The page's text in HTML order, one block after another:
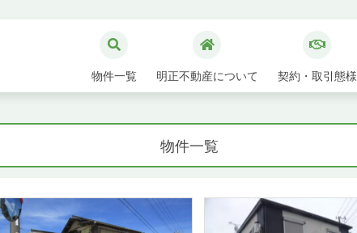
物件一覧 明正不動産について 契約・取引態様
物件一覧